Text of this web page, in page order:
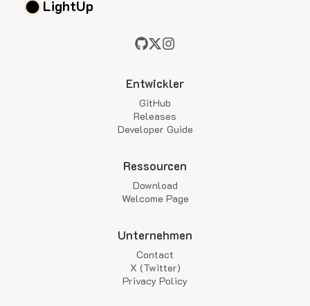
LightUp
Entwickler
GitHub
Releases
Developer Guide
Ressourcen
Download
Welcome Page
Unternehmen
Contact
X (Twitter)
Privacy Policy